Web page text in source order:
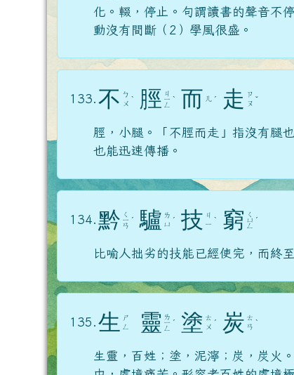
化。輟，停止。句謂讀書的聲音不
動沒有間斷（2）學風很盛。
133. 不 ㄅ
ㄨ ˋ 脛 ㄐ
ㄧ
ㄥ
ˋ 而 ㄦ ˊ 走 ㄗ
ㄡ ˇ
脛，小腿。「不脛而走」指沒有腿
也能迅速傳播。
134. 黔 ㄑ
ㄧ
ㄢ
ˊ 驢 ㄌ
ㄩ ˊ 技 ㄐ
ㄧ ˋ 窮 ㄑ
ㄩ
ㄥ
ˊ
比喻人拙劣的技能已經使完，而終
135. 生
ㄕ
ㄥ
靈 ㄌ
ㄧ
ㄥ
ˊ 塗 ㄊ
ㄨ ˊ 炭 ㄊ
ㄢ ˋ
生靈，百姓；塗，泥濘；炭，炭火